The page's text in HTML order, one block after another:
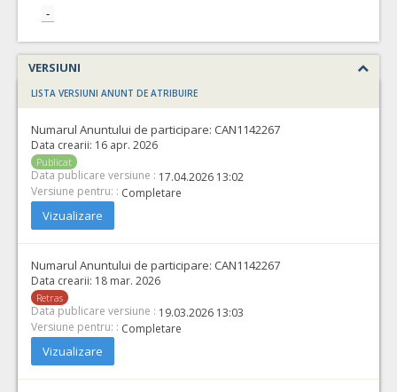
-
VERSIUNI
LISTA VERSIUNI ANUNT DE ATRIBUIRE
Numarul Anuntului de participare: CAN1142267
Data crearii: 16 apr. 2026
Publicat
Data publicare versiune : 17.04.2026 13:02
Versiune pentru: : Completare
Vizualizare
Numarul Anuntului de participare: CAN1142267
Data crearii: 18 mar. 2026
Retras
Data publicare versiune : 19.03.2026 13:03
Versiune pentru: : Completare
Vizualizare